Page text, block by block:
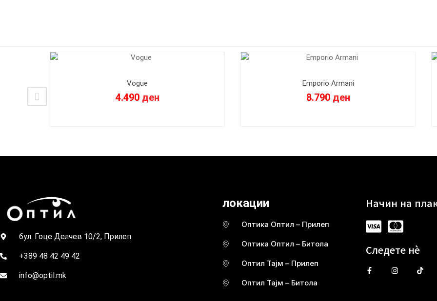
Vogue
4.490 ден
Emporio Armani
8.790 ден
бул. Гоце Делчев 10/2, Прилеп
+389 48 42 49 42
info@optil.mk
локации
Оптика Оптил – Прилеп
Оптика Оптил – Битола
Оптил Тајм – Прилеп
Оптил Тајм – Битола
Начин на
Следете нè